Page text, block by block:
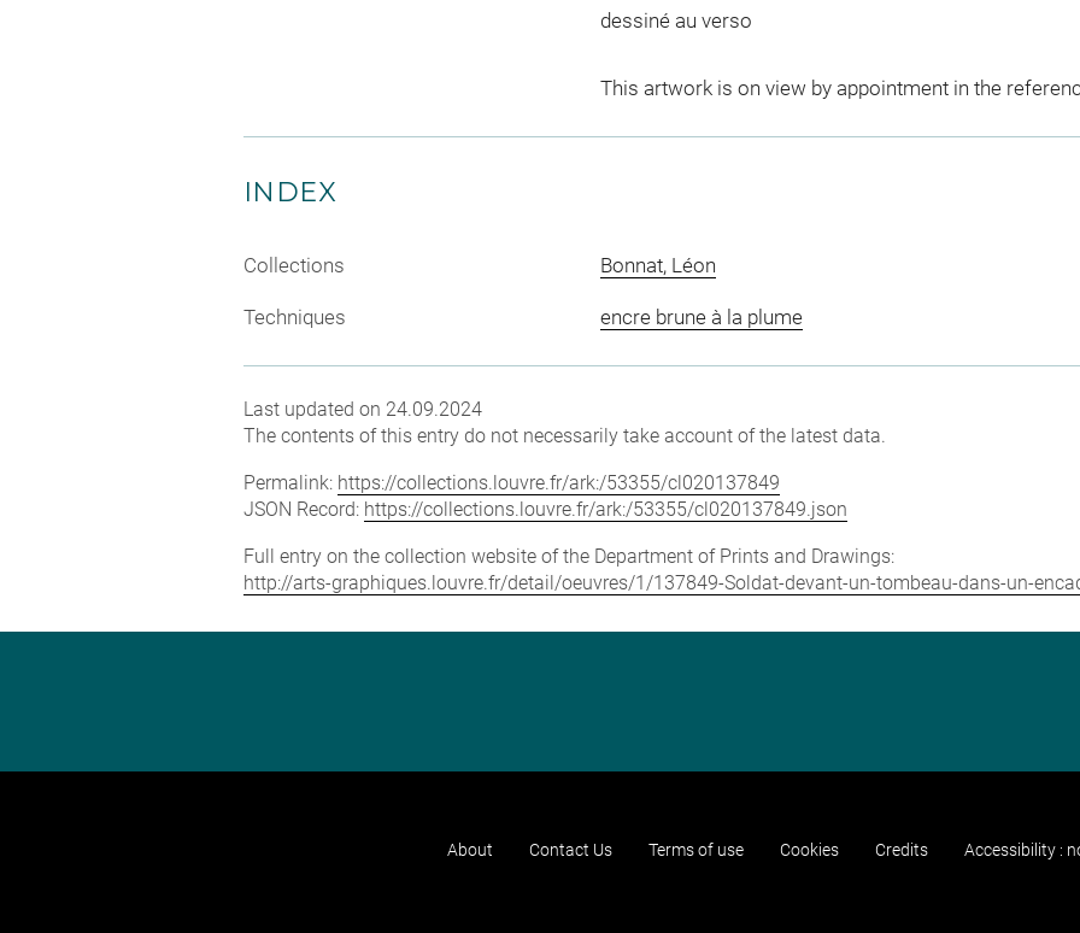
dessiné au verso
This artwork is on view by appointment in the
INDEX
Collections Bonnat, Léon
Techniques encre brune à la plume
Last updated on 24.09.2024
The contents of this entry do not necessarily take account of the latest data.
Permalink: https://collections.louvre.fr/ark:/53355/cl020137849
JSON Record: https://collections.louvre.fr/ark:/53355/cl020137849.json
Full entry on the collection website of the Department of Prints and Drawings:
http://arts-graphiques.louvre.fr/detail/oeuvres/1/137849-Soldat-devant-un-tombeau-dans-un-
About Contact Us Terms of use Cookies Credits Accessibility :